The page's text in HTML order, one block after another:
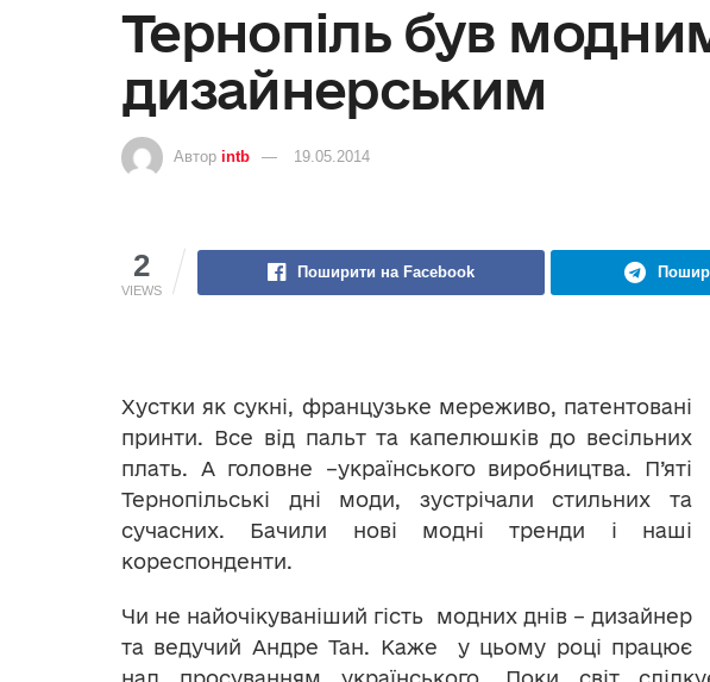
Тернопіль був
дизайнерським
Автор intb 19.05.2014
2
VIEWS
Поширити на Facebook
Хустки як сукні, французьке мереживо, патентовані
принти. Все від пальт та капелюшків до весільних
плать. А головне –українського виробництва. П’яті
Тернопільські дні моди, зустрічали стильних та
сучасних. Бачили нові модні тренди і наші
кореспонденти.
Чи не найочікуваніший гість модних днів – дизайнер
та ведучий Андре Тан. Каже у цьому році працює